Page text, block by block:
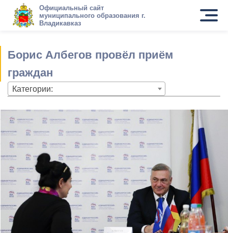
Официальный сайт
муниципального образования г.
Владикавказ
Борис Албегов провёл приём
граждан
Категории: